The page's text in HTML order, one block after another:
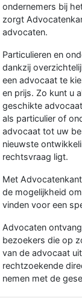
ondernemers bij
zorgt
advocaten.
Particulieren en
dankzij
een advocaat te
en prijs. Zo kunt u
geschikte
als particulier of
advocaat tot uw
nieuwste
rechtsvraag ligt.
Met
de mogelijkheid
vinden voor een
Advocaten
bezoekers die op
van de advocaat
rechtzoekende
nemen met de